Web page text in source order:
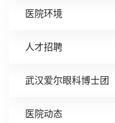
医院环境
人才招聘
武汉爱尔眼科博士团
医院动态